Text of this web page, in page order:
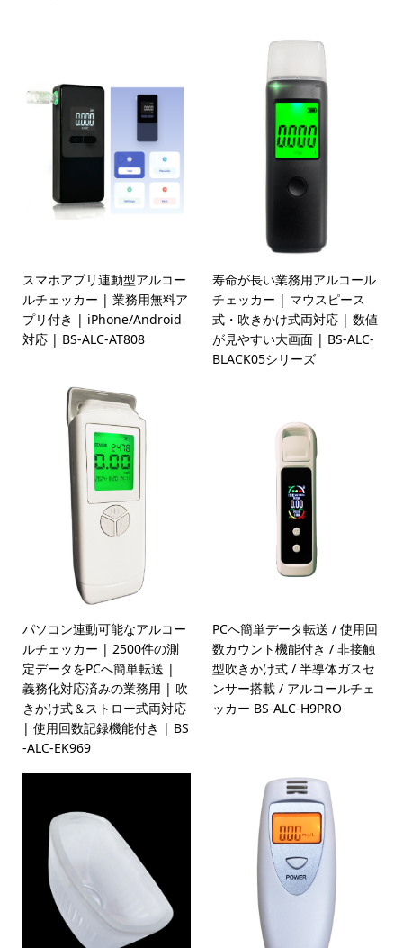
スマホアプリ連動型アルコー
ルチェッカー | 業務用無料ア
プリ付き | iPhone/Android
対応 | BS-ALC-AT808
寿命が長い業務用アルコール
チェッカー | マウスピース
式・吹きかけ式両対応 | 数値
が見やすい大画面 | BS-ALC-
BLACK05シリーズ
パソコン連動可能なアルコー
ルチェッカー | 2500件の測
定データをPCへ簡単転送 |
義務化対応済みの業務用 | 吹
きかけ式＆ストロー式両対応
| 使用回数記録機能付き | BS
-ALC-EK969
PCへ簡単データ転送 / 使用回
数カウント機能付き / 非接触
型吹きかけ式 / 半導体ガスセ
ンサー搭載 / アルコールチェ
ッカー BS-ALC-H9PRO